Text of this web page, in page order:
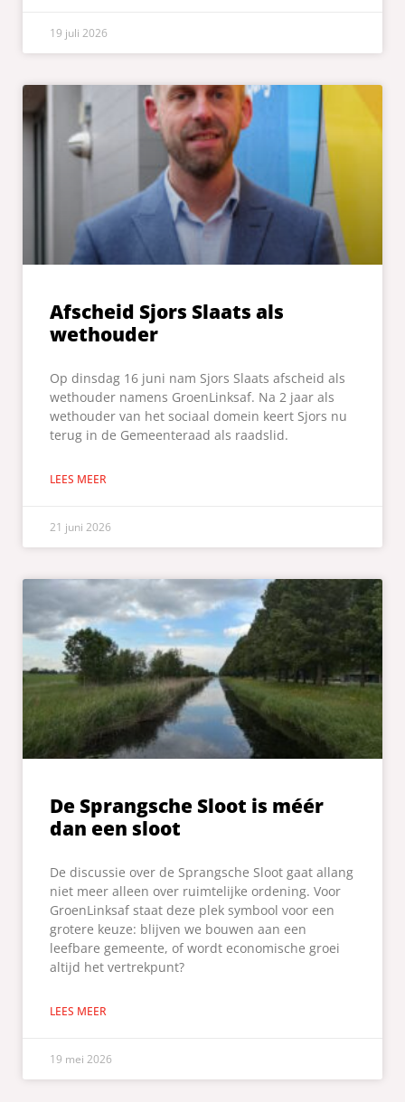
19 juli 2026
Afscheid Sjors Slaats als
wethouder
Op dinsdag 16 juni nam Sjors Slaats afscheid als
wethouder namens GroenLinksaf. Na 2 jaar als
wethouder van het sociaal domein keert Sjors nu
terug in de Gemeenteraad als raadslid.
LEES MEER
21 juni 2026
De Sprangsche Sloot is méér
dan een sloot
De discussie over de Sprangsche Sloot gaat allang
niet meer alleen over ruimtelijke ordening. Voor
GroenLinksaf staat deze plek symbool voor een
grotere keuze: blijven we bouwen aan een
leefbare gemeente, of wordt economische groei
altijd het vertrekpunt?
LEES MEER
19 mei 2026